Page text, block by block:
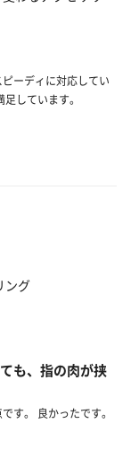
ーディに対応してい
しています。
ング
も、指の肉が挟
す。 良かったです。